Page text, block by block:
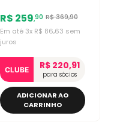
Auslese
Weissburgunder
375ml
R$ 259,90 R$369,90
Em até 3x R$ 86,63 sem
juros
CLUBE R$ 220,91
para sócios
ADICIONAR AO
CARRINHO